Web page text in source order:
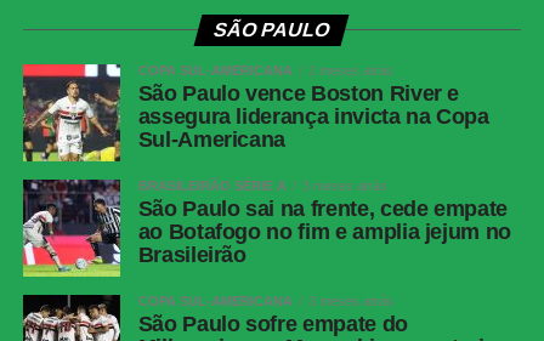
SÃO PAULO
COPA SUL-AMERICANA 2 meses atrás
São Paulo vence Boston River e
assegura liderança invicta na Copa
Sul-Americana
BRASILEIRÃO SÉRIE A 3 meses atrás
São Paulo sai na frente, cede empate
ao Botafogo no fim e amplia jejum no
Brasileirão
COPA SUL-AMERICANA 3 meses atrás
São Paulo sofre empate do